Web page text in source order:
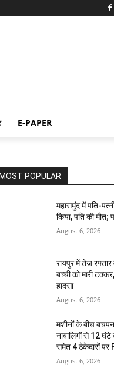
E-PAPER
MOST POPULAR
महासमुंद में पति-
किया, पति की मौत;
August 6, 2026
रायपुर में तेज
बच्ची को मारी
हादसा
August 6, 2026
मशीनों के बीच
नाबालिगों से 12
समेत 4 ठेकेदारों पर
August 6, 2026